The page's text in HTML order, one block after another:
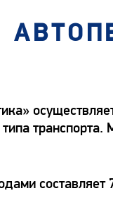
типа